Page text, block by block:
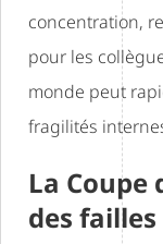
concentration,
pour les
monde peut
fragilités
La
des